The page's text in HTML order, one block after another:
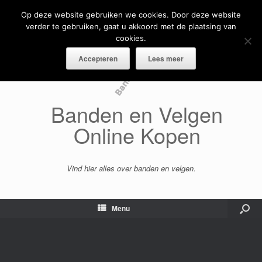
Banden en Velgen
Online Kopen
Vind hier alles over banden en velgen.
Menu
Op deze website gebruiken we cookies. Door deze website
verder te gebruiken, gaat u akkoord met de plaatsing van
cookies.
Accepteren Lees meer